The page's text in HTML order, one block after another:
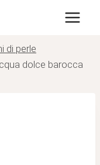
di perle
dolce barocca